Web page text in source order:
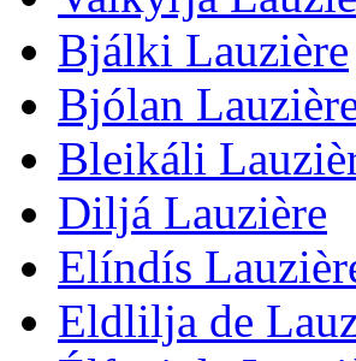
Bjálki Lauzière
Bjólan
Bleikáli
Diljá Lauzière
Elíndís
Eldlilja de